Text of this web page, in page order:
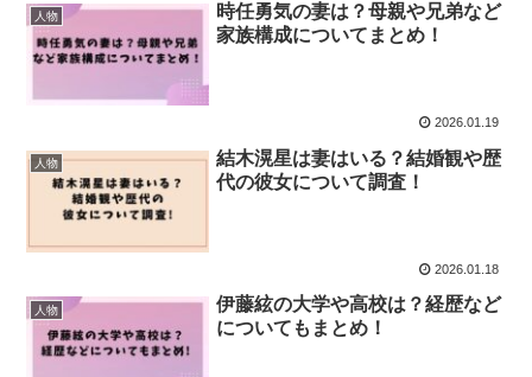
人物
時任勇気の妻は？母親や兄弟など
家族構成についてまとめ！
2026.01.19
人物
結木滉星は妻はいる？結婚観や歴
代の彼女について調査！
2026.01.18
人物
伊藤絃の大学や高校は？経歴など
についてもまとめ！